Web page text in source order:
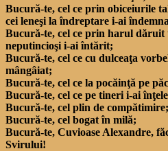
Bucură-te, cel ce prin obiceiurile
cei leneşi la îndreptare i-ai
Bucură-te, cel ce prin harul dăruit
neputincioşi i-ai întărit;
Bucură-te, cel ce cu dulceaţa
mângâiat;
Bucură-te, cel ce la pocăinţă pe
Bucură-te, cel ce pe tineri i-ai
Bucură-te, cel plin de compătimire;
Bucură-te, cel bogat în milă;
Bucură-te, Cuvioase Alexandre,
Svirului!